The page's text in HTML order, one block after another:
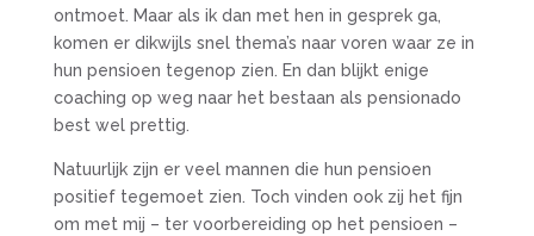
ontmoet. Maar als ik dan met hen in gesprek ga,
komen er dikwijls snel thema’s naar voren waar ze in
hun pensioen tegenop zien. En dan blijkt enige
coaching op weg naar het bestaan als pensionado
best wel prettig.
Natuurlijk zijn er veel mannen die hun pensioen
positief tegemoet zien. Toch vinden ook zij het fijn
om met mij – ter voorbereiding op het pensioen –